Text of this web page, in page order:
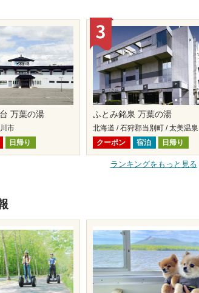
万葉の湯
市
日帰り
ふとみ銘泉 万葉の湯
北海道 / 石狩郡当別町 / 太美温泉
クーポン
宿泊 日帰り
ランキングをもっと見る